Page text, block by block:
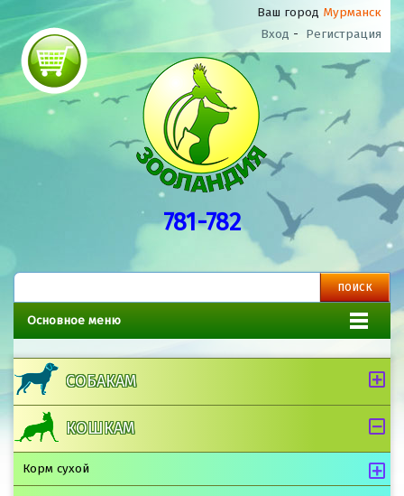
Ваш город Мурманск
Вход - Регистрация
781-782
Основное меню
СОБАКАМ
КОШКАМ
Корм сухой